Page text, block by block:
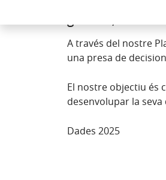
A CaixaBank
A través del nostre
una presa de
El nostre objectiu és
desenvolupar la
Dades 2025